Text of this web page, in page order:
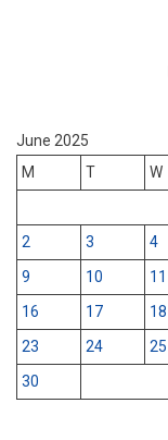
June 2025
M
T W
2
3 4
9
10 11
16
17 18
23
24 25
30